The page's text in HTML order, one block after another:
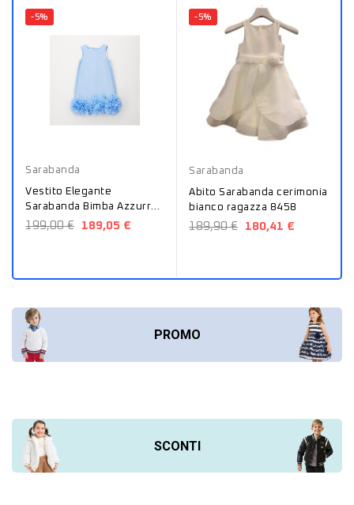
-5%
Sarabanda
Vestito Elegante
Sarabanda Bimba Azzurro
G452
199,00 € 189,05 €
-5%
Sarabanda
Abito Sarabanda cerimonia
bianco ragazza 8458
189,90 € 180,41 €
PROMO
SCONTI